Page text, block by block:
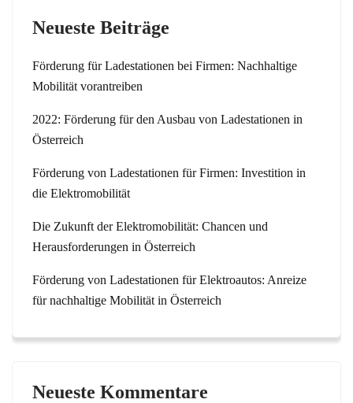
Neueste Beiträge
Förderung für Ladestationen bei Firmen: Nachhaltige
Mobilität vorantreiben
2022: Förderung für den Ausbau von Ladestationen in
Österreich
Förderung von Ladestationen für Firmen: Investition in
die Elektromobilität
Die Zukunft der Elektromobilität: Chancen und
Herausforderungen in Österreich
Förderung von Ladestationen für Elektroautos: Anreize
für nachhaltige Mobilität in Österreich
Neueste Kommentare